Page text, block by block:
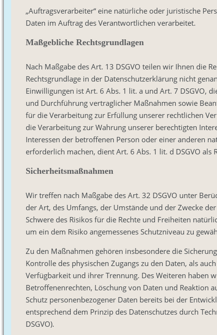
„Auftragsverarbeiter“ eine natürliche oder juristische
Daten im Auftrag des Verantwortlichen verarbeitet.
Maßgebliche Rechtsgrundlagen
Nach Maßgabe des Art. 13 DSGVO teilen wir Ihnen die
Rechtsgrundlage in der Datenschutzerklärung nicht
Einwilligungen ist Art. 6 Abs. 1 lit. a und Art. 7 DSGVO,
und Durchführung vertraglicher Maßnahmen sowie
für die Verarbeitung zur Erfüllung unserer rechtlichen
die Verarbeitung zur Wahrung unserer berechtigten
Interessen der betroffenen Person oder einer anderen
erforderlich machen, dient Art. 6 Abs. 1 lit. d DSGVO als
Sicherheitsmaßnahmen
Wir treffen nach Maßgabe des Art. 32 DSGVO unter
der Art, des Umfangs, der Umstände und der Zwecke
Schwere des Risikos für die Rechte und Freiheiten
um ein dem Risiko angemessenes Schutzniveau zu
Zu den Maßnahmen gehören insbesondere die
Kontrolle des physischen Zugangs zu den Daten, als
Verfügbarkeit und ihrer Trennung. Des Weiteren haben
Betroffenenrechten, Löschung von Daten und Reaktion
Schutz personenbezogener Daten bereits bei der
entsprechend dem Prinzip des Datenschutzes durch
DSGVO).